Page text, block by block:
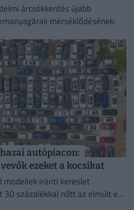
árcsökkentés újabb
mérséklődésének:
autópiacon:
ezeket a kocsikat
modellek iránti kereslet
százalékkal nőtt az elmúlt egy